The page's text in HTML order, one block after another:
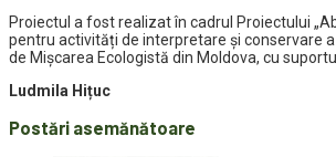
Proiectul a fost realizat în cadrul Proiectului
pentru activități de interpretare și conservare
de Mișcarea Ecologistă din Moldova, cu
Ludmila Hițuc
Postări asemănătoare